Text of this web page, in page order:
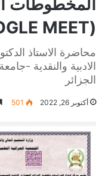
(GOOGLE MEET)
محاضرة الاستاذ
الادبية والنقدية -
الجزائر
أكتوبر 26, 2022 501